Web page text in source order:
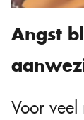
Angst
Voor